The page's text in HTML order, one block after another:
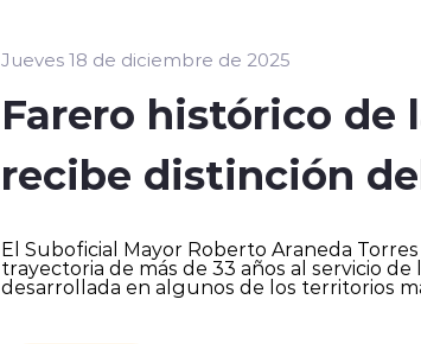
Jueves 18 de diciembre de 2025
Farero histórico de
recibe distinción
El Suboficial Mayor Roberto Araneda
trayectoria de más de 33 años al servicio de
desarrollada en algunos de los territorios